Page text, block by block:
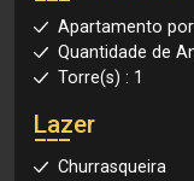
Apartamento
Quantidade de
Torre(s) : 1
Lazer
Churrasqueira